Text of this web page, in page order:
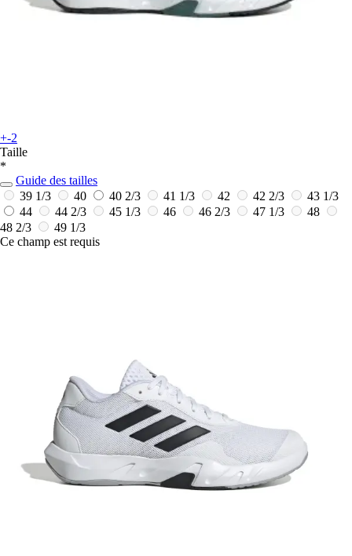
+-2
Taille
*
Guide des tailles
39 1/3
40 40 2/3 41 1/3 42 42 2/3
43 1/3
44
44 2/3 45 1/3 46 46 2/3 47 1/3
48
48 2/3
49 1/3
Ce champ est requis